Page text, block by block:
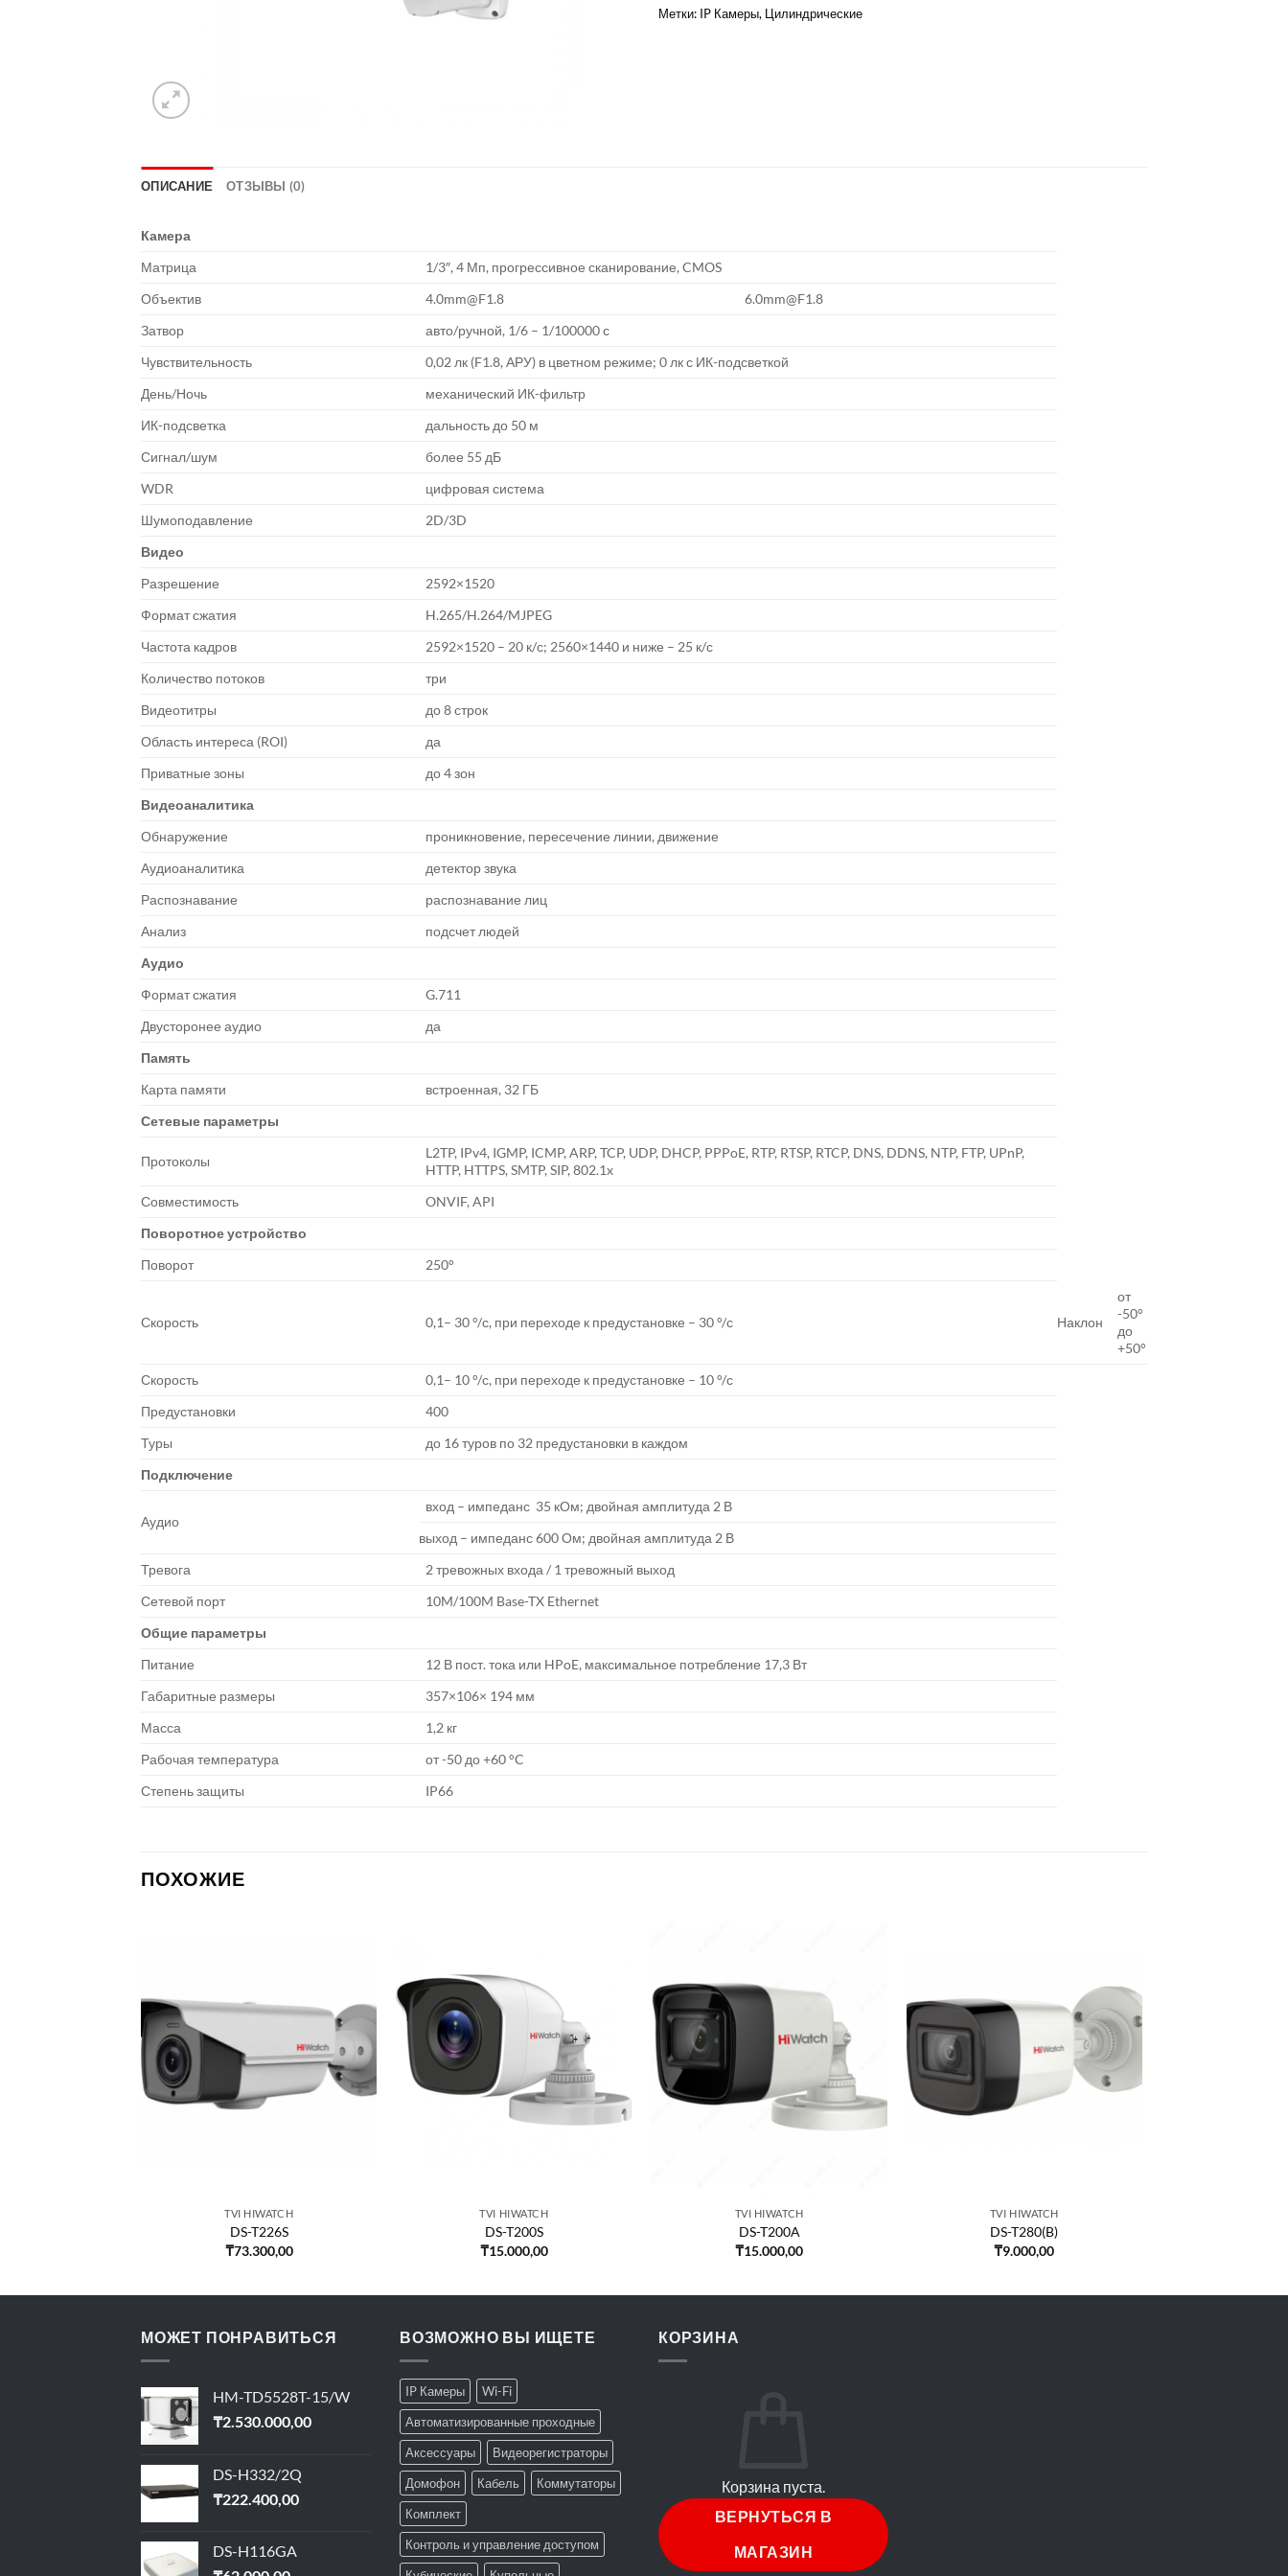
Метки: IP Камеры, Цилиндрические
ОПИСАНИЕ ОТЗЫВЫ (0)
Камера
Матрица
1/3″, 4 Мп, прогрессивное сканирование, CMOS
Объектив
4.0mm@F1.8
6.0mm@F1.8
Затвор
авто/ручной, 1/6 – 1/100000 с
Чувствительность
0,02 лк (F1.8, АРУ) в цветном режиме; 0 лк с ИК-подсветкой
День/Ночь
механический ИК-фильтр
ИК-подсветка
дальность до 50 м
Сигнал/шум
более 55 дБ
WDR
цифровая система
Шумоподавление
2D/3D
Видео
Разрешение
2592×1520
Формат сжатия
H.265/H.264/MJPEG
Частота кадров
2592×1520 – 20 к/с; 2560×1440 и ниже – 25 к/с
Количество потоков
три
Видеотитры
до 8 строк
Область интереса (ROI)
да
Приватные зоны
до 4 зон
Видеоаналитика
Обнаружение
проникновение, пересечение линии, движение
Аудиоаналитика
детектор звука
Распознавание
распознавание лиц
Анализ
подсчет людей
Аудио
Формат сжатия
G.711
Двусторонее аудио
да
Память
Карта памяти
встроенная, 32 ГБ
Сетевые параметры
Протоколы
L2TP, IPv4, IGMP, ICMP, ARP, TCP, UDP, DHCP, PPPoE, RTP, RTSP, RTCP, DNS, DDNS, NTP, FTP, UPnP,
HTTP, HTTPS, SMTP, SIP, 802.1x
Совместимость
ONVIF, API
Поворотное устройство
Поворот
250°
Скорость 0,1– 30 °/с, при переходе к предустановке – 30 °/с Наклон
от
-50°
до
+50°
Скорость
0,1– 10 °/с, при переходе к предустановке – 10 °/с
Предустановки
400
Туры
до 16 туров по 32 предустановки в каждом
Подключение
Аудио
вход – импеданс 35 кОм; двойная амплитуда 2 В
выход – импеданс 600 Ом; двойная амплитуда 2 В
Тревога
2 тревожных входа / 1 тревожный выход
Сетевой порт
10M/100M Base-TX Ethernet
Общие параметры
Питание
12 В пост. тока или HPoE, максимальное потребление 17,3 Вт
Габаритные размеры
357×106× 194 мм
Масса
1,2 кг
Рабочая температура
от -50 до +60 °C
Степень защиты
IP66
ПОХОЖИЕ
TVI HIWATCH
DS-T226S
₸73.300,00
TVI HIWATCH
DS-T200S
₸15.000,00
TVI HIWATCH
DS-T200A
₸15.000,00
TVI HIWATCH
DS-T280(B)
₸9.000,00
МОЖЕТ ПОНРАВИТЬСЯ
HM-TD5528T-15/W
₸2.530.000,00
DS-H332/2Q
₸222.400,00
DS-H116GA
ВОЗМОЖНО ВЫ ИЩЕТЕ
IP Камеры
Wi-Fi
Автоматизированные проходные
Аксессуары
Видеорегистраторы
Домофон
Кабель
Коммутаторы
Комплект
Контроль и управление доступом
КОРЗИНА
Корзина пуста.
ВЕРНУТЬСЯ В
МАГАЗИН